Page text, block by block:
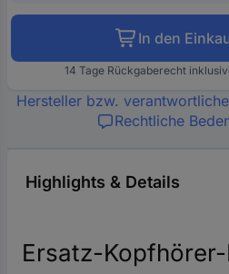
In den
14 Tage Rückgaberecht
Hersteller bzw.
Rechtliche
Highlights & Details
Ersatz-